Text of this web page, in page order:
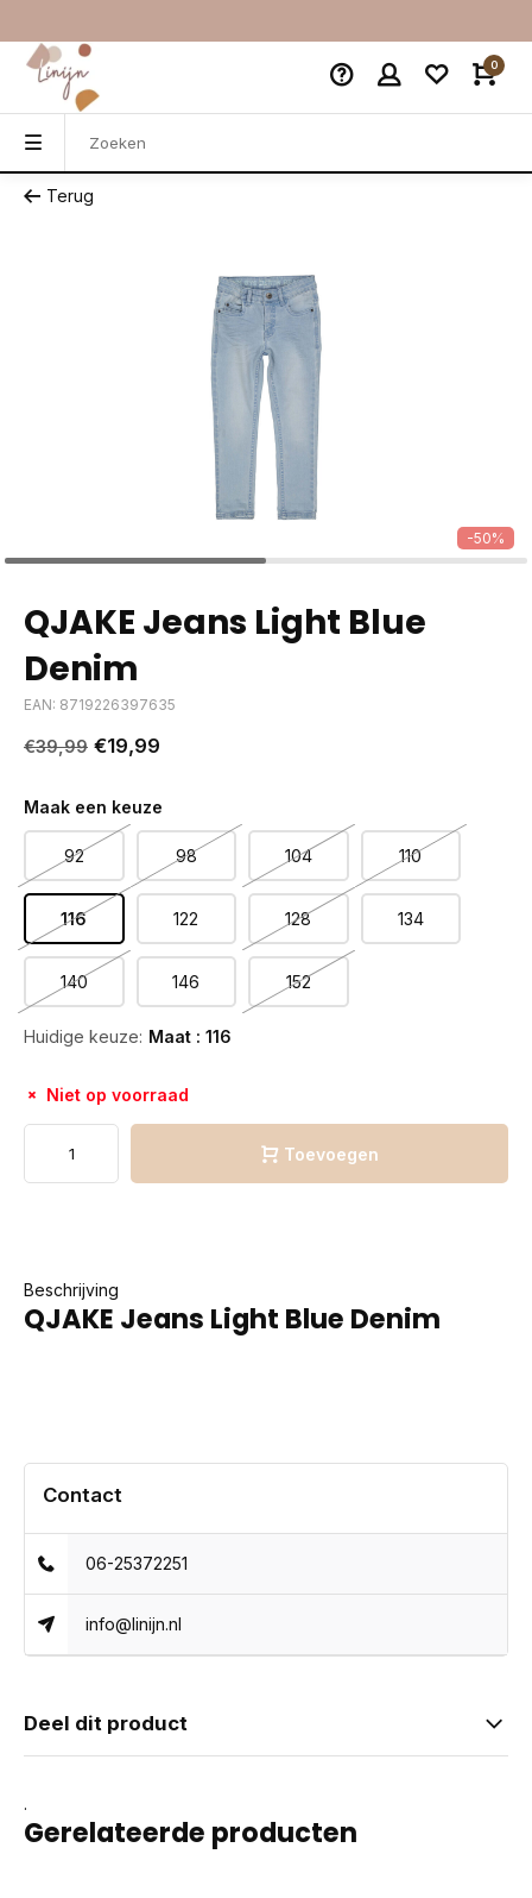
0
Terug
-50%
QJAKE Jeans Light Blue
Denim
EAN: 8719226397635
€39,99 €19,99
Maak een keuze
92 98 104 110
116 122 128 134
140 146 152
Huidige keuze: Maat : 116
Niet op voorraad
Toevoegen
Beschrijving
QJAKE Jeans Light Blue Denim
Contact
06-25372251
info@linijn.nl
Deel dit product
.
Gerelateerde producten